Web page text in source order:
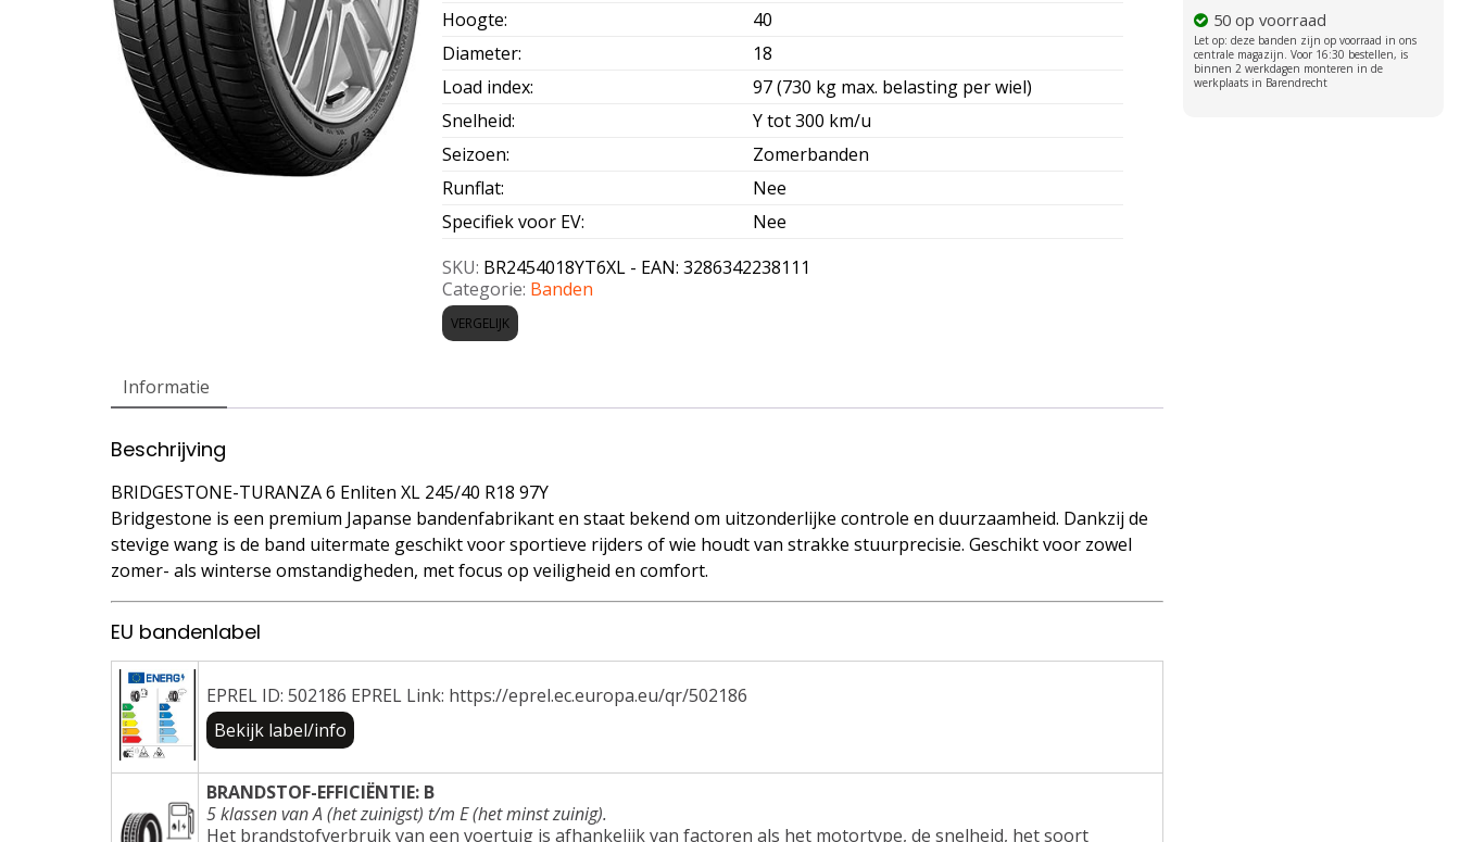
Hoogte:
40
Diameter:
18
Load index:
97 (730 kg max. belasting per wiel)
Snelheid:
Y tot 300 km/u
Seizoen:
Zomerbanden
Runflat:
Nee
Specifiek voor EV:
Nee
SKU: BR2454018YT6XL - EAN: 3286342238111
Categorie: Banden
VERGELIJK
50 op voorraad
Informatie
Beschrijving
BRIDGESTONE-TURANZA 6 Enliten XL 245/40 R18 97Y
Bridgestone is een premium Japanse bandenfabrikant en staat bekend om uitzonderlijke controle en duurzaamheid. Dankzij de
stevige wang is de band uitermate geschikt voor sportieve rijders of wie houdt van strakke stuurprecisie. Geschikt voor zowel
zomer- als winterse omstandigheden, met focus op veiligheid en comfort.
EU bandenlabel
EPREL ID: 502186 EPREL Link: https://eprel.ec.europa.eu/qr/502186
Bekijk label/info
BRANDSTOF-EFFICIËNTIE: B
5 klassen van A (het zuinigst) t/m E (het minst zuinig).
Het brandstofverbruik van een voertuig is afhankelijk van factoren als het motortype, de snelheid, het soort